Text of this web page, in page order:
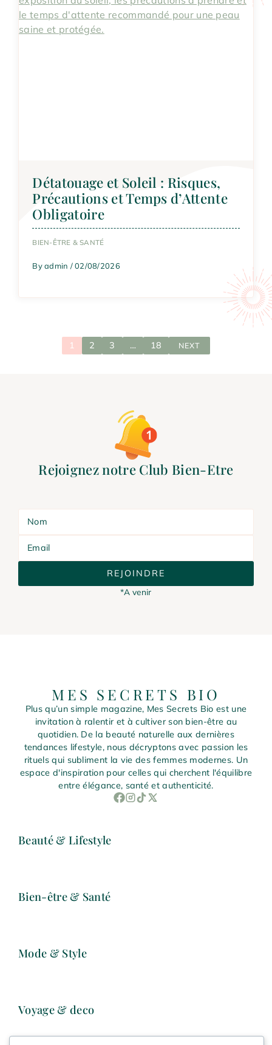
Détatouage et Soleil : Risques,
Précautions et Temps d’Attente
Obligatoire
BIEN-ÊTRE & SANTÉ
By admin / 02/08/2026
1 2 3 … 18 NEXT
Rejoignez notre Club Bien-Etre
Nom
Email
REJOINDRE
*A venir
MES SECRETS BIO
Plus qu’un simple magazine, Mes Secrets Bio est une
invitation à ralentir et à cultiver son bien-être au
quotidien. De la beauté naturelle aux dernières
tendances lifestyle, nous décryptons avec passion les
rituels qui subliment la vie des femmes modernes. Un
espace d'inspiration pour celles qui cherchent l'équilibre
entre élégance, santé et authenticité.
Beauté & Lifestyle
Bien-être & Santé
Mode & Style
Voyage & deco